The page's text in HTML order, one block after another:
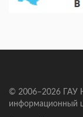
© 2006–2026 ГАУ
информационный